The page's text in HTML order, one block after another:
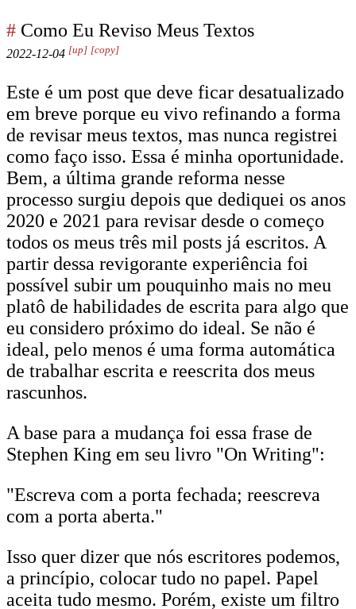
# Como Eu Reviso Meus Textos
2022-12-04 [up] [copy]
Este é um post que deve ficar desatualizado
em breve porque eu vivo refinando a forma
de revisar meus textos, mas nunca registrei
como faço isso. Essa é minha oportunidade.
Bem, a última grande reforma nesse
processo surgiu depois que dediquei os anos
2020 e 2021 para revisar desde o começo
todos os meus três mil posts já escritos. A
partir dessa revigorante experiência foi
possível subir um pouquinho mais no meu
platô de habilidades de escrita para algo que
eu considero próximo do ideal. Se não é
ideal, pelo menos é uma forma automática
de trabalhar escrita e reescrita dos meus
rascunhos.
A base para a mudança foi essa frase de
Stephen King em seu livro "On Writing":
"Escreva com a porta fechada; reescreva
com a porta aberta."
Isso quer dizer que nós escritores podemos,
a princípio, colocar tudo no papel. Papel
aceita tudo mesmo. Porém, existe um filtro